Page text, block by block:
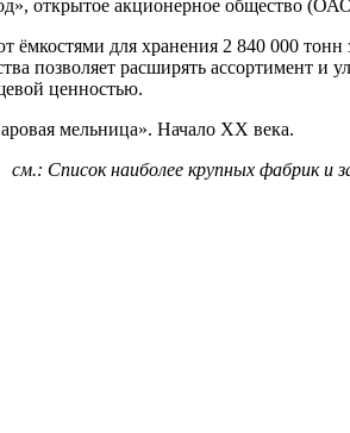
открытое акционерное общество
ёмкостями для хранения 2 840 000
позволяет расширять ассортимент
ценностью.
мельница». Начало XX века.
см.: Список наиболее крупных фабрик и